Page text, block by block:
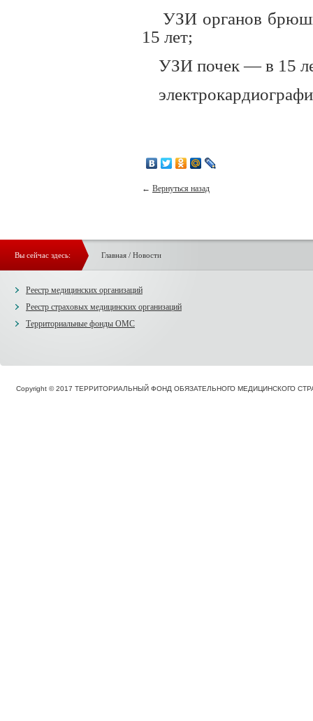
УЗИ органов
15 лет;
УЗИ почек — в 15
← Вернуться назад
Вы сейчас здесь: Главная/ Новости
Реестр медицинских организаций
Реестр страховых медицинских организаций
Территориальные фонды ОМС
Copyright © 2017 ТЕРРИТОРИАЛЬНЫЙ ФОНД ОБЯЗАТЕЛЬНОГО МЕДИЦИНСКОГО